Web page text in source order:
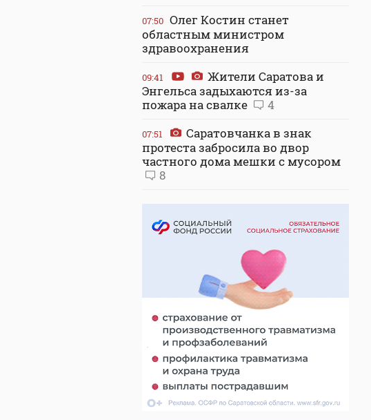
07:50 Олег Костин станет
областным министром
здравоохранения
09:41
Жители Саратова и
Энгельса задыхаются из-за
пожара на свалке
4
07:51
Саратовчанка в знак
протеста забросила во двор
частного дома мешки с мусором
8